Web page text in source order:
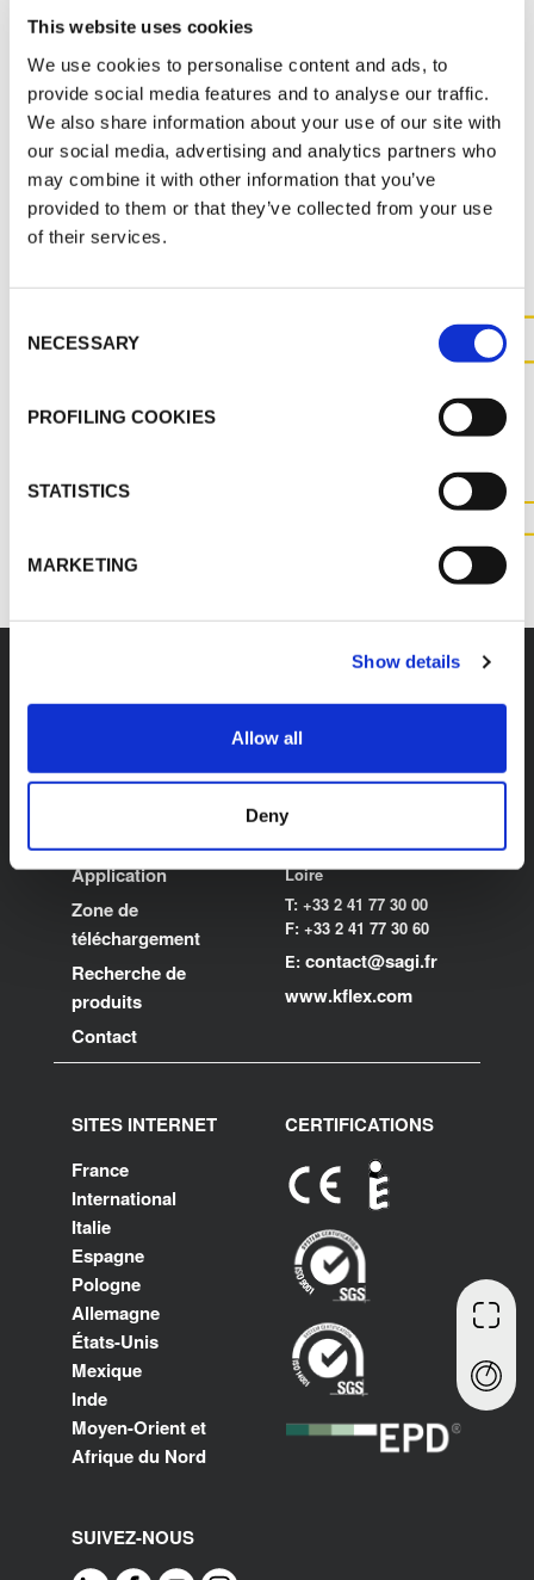
This website uses cookies
We use cookies to personalise content and ads, to
provide social media features and to analyse our traffic.
We also share information about your use of our site with
our social media, advertising and analytics partners who
may combine it with other information that you’ve
provided to them or that they’ve collected from your use
of their services.
Selection
NECESSARY
PROFILING COOKIES
STATISTICS
MARKETING
Show details
Allow all
Deny
K-FLEX TARIF 2026
SUPPORTS SPECIAUX CATALOGUE 2024
AUTRES DOCUMENTS
PLUS D'INFORMATIONS SUR
Application
Zone de
téléchargement
Recherche de
produits
Contact
Z.I. Anjou Atlantique
49123 Champtocé Sur
Loire
T: +33 2 41 77 30 00
F: +33 2 41 77 30 60
E: contact@sagi.fr
www.kflex.com
SITES INTERNET
France
International
Italie
Espagne
Pologne
Allemagne
États-Unis
Mexique
Inde
Moyen-Orient et
Afrique du Nord
CERTIFICATIONS
SUIVEZ-NOUS